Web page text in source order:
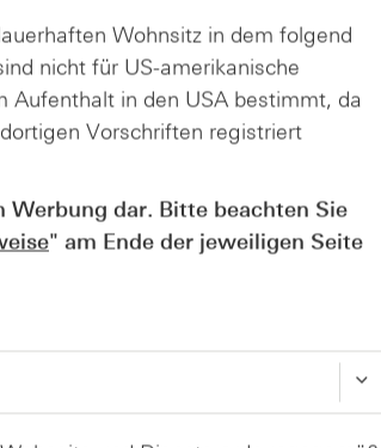
Kosten &
- Webinar
Wohnsitz in dem folgend
nicht für US-amerikanische
Aufenthalt in den USA bestimmt, da
Vorschriften registriert
dar. Bitte beachten Sie
" am Ende der jeweiligen Seite